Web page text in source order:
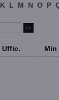
K L M N O P
Uffic. Min